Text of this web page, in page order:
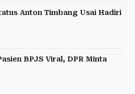
Anton Timbang Usai Hadiri
BPJS Viral, DPR Minta